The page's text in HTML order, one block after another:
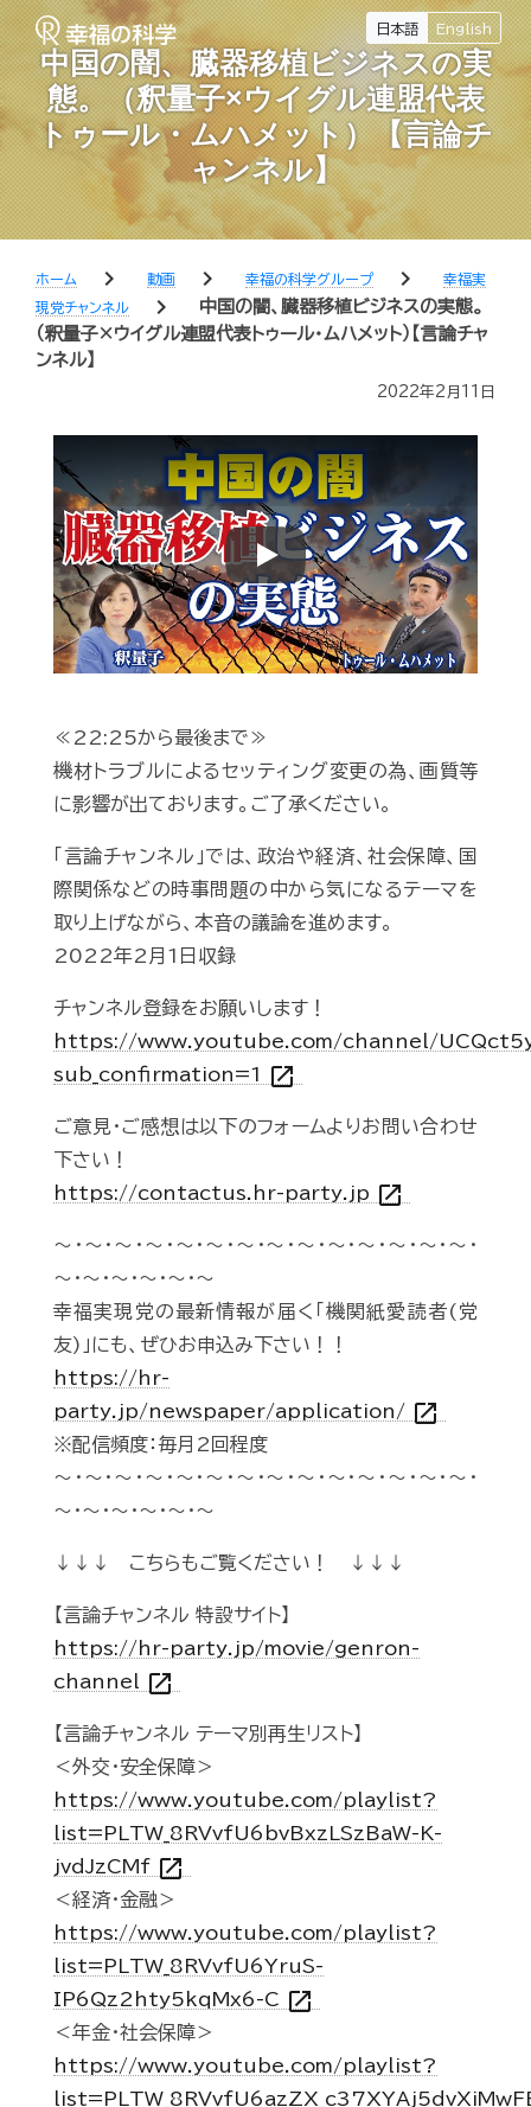
日本語 English
中国の闇、臓器移植ビジネスの実
態。（釈量子×ウイグル連盟代表
トゥール・ムハメット）【言論チ
ャンネル】
ホーム chevron_right 動画 chevron_right 幸福の科学グループ chevron_right
幸福実
現党チャンネル
chevron_right
中国の闇、臓器移植ビジネスの実態。
（釈量子×ウイグル連盟代表トゥール・ムハメット）【言論チャ
ンネル】
2022年2月11日
Play
≪22:25から最後まで≫
機材トラブルによるセッティング変更の為、画質等
に影響が出ております。ご了承ください。
「言論チャンネル」では、政治や経済、社会保障、国
際関係などの時事問題の中から気になるテーマを
取り上げながら、本音の議論を進めます。
2022年2月1日収録
チャンネル登録をお願いします！
https://www.youtube.com/channel/
sub_confirmation=1 open_in_new
ご意見・ご感想は以下のフォームよりお問い合わせ
下さい！
https://contactus.hr-party.jp open_in_new
～・～・～・～・～・～・～・～・～・～・～・～・～・～・
～・～・～・～・～・～
幸福実現党の最新情報が届く「機関紙愛読者(党
友)」にも、ぜひお申込み下さい！！
https://hr-
party.jp/newspaper/application/ open_in_new
※配信頻度：毎月2回程度
～・～・～・～・～・～・～・～・～・～・～・～・～・～・
～・～・～・～・～・～
↓↓↓ こちらもご覧ください！ ↓↓↓
【言論チャンネル 特設サイト】
https://hr-party.jp/movie/genron-
channel open_in_new
【言論チャンネル テーマ別再生リスト】
＜外交・安全保障＞
https://www.youtube.com/playlist?
list=PLTW_8RVvfU6bvBxzLSzBaW-K-
jvdJzCMf open_in_new
＜経済・金融＞
https://www.youtube.com/playlist?
list=PLTW_8RVvfU6YruS-
IP6Qz2hty5kqMx6-C open_in_new
＜年金・社会保障＞
https://www.youtube.com/playlist?